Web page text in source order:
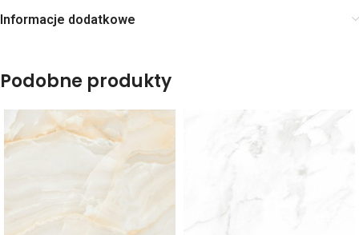
Informacje dodatkowe
Podobne produkty